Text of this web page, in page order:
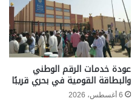
عودة خدمات الرقم الوطني
والبطاقة القومية في بحري قريبًا
6 أغسطس، 2026